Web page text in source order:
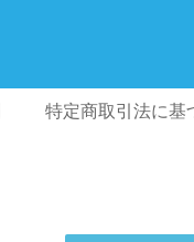
特定商取引法に基